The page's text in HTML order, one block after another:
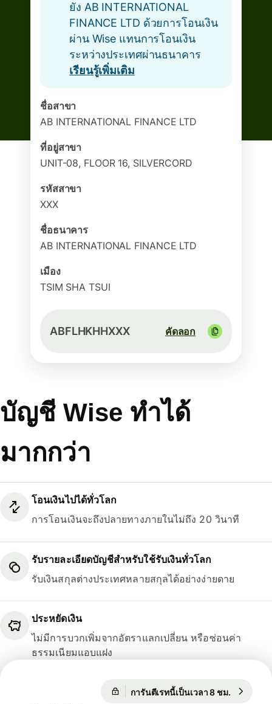
ยัง AB INTERNATIONAL
FINANCE LTD ด้วยการโอนเงิน
ผ่าน Wise แทนการโอนเงิน
ระหว่างประเทศผ่านธนาคาร
เรียนรู้เพิ่มเติม
ชื่อสาขา
AB INTERNATIONAL FINANCE LTD
ที่อยู่สาขา
UNIT-08, FLOOR 16, SILVERCORD
รหัสสาขา
XXX
ชื่อธนาคาร
AB INTERNATIONAL FINANCE LTD
เมือง
TSIM SHA TSUI
ABFLHKHHXXX คัดลอก
บัญชี Wise ทำได้
มากกว่า
โอนเงินไปได้ทั่วโลก
การโอนเงินจะถึงปลายทางภายในไม่ถึง 20 วินาที
รับรายละเอียดบัญชีสำหรับใช้รับเงินทั่วโลก
รับเงินสกุลต่างประเทศหลายสกุลได้อย่างง่ายดาย
ประหยัดเงิน
ไม่มีการบวกเพิ่มจากอัตราแลกเปลี่ยน หรือซ่อนค่า
ธรรมเนียมแอบแฝง
การันตีเรทนี้เป็นเวลา 8 ชม.
การันตีเรทนี้เป็นเวลา 8 ชม.